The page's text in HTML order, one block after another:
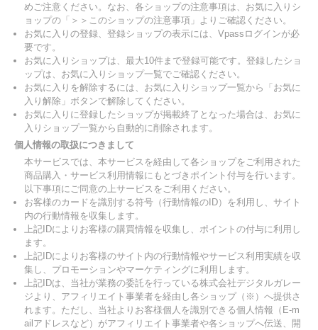
めご注意ください。なお、各ショップの注意事項は、お気に入りシ
ョップの「＞＞このショップの注意事項」よりご確認ください。
お気に入りの登録、登録ショップの表示には、Vpassログインが必
要です。
お気に入りショップは、最大10件まで登録可能です。登録したショ
ップは、お気に入りショップ一覧でご確認ください。
お気に入りを解除するには、お気に入りショップ一覧から「お気に
入り解除」ボタンで解除してください。
お気に入りに登録したショップが掲載終了となった場合は、お気に
入りショップ一覧から自動的に削除されます。
個人情報の取扱につきまして
本サービスでは、本サービスを経由して各ショップをご利用された
商品購入・サービス利用情報にもとづきポイント付与を行います。
以下事項にご同意の上サービスをご利用ください。
お客様のカードを識別する符号（行動情報のID）を利用し、サイト
内の行動情報を収集します。
上記IDによりお客様の購買情報を収集し、ポイントの付与に利用し
ます。
上記IDによりお客様のサイト内の行動情報やサービス利用実績を収
集し、プロモーションやマーケティングに利用します。
上記IDは、当社が業務の委託を行っている株式会社デジタルガレー
ジより、アフィリエイト事業者を経由し各ショップ（※）へ提供さ
れます。ただし、当社よりお客様個人を識別できる個人情報（E-m
ailアドレスなど）がアフィリエイト事業者や各ショップへ伝送、開